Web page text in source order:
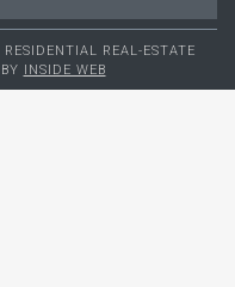
REAL-ESTATE
INSIDE WEB